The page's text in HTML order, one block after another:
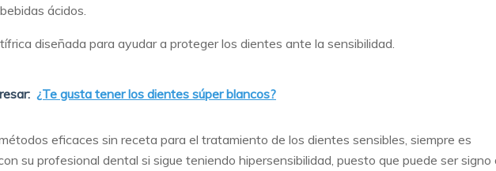
ácidos.
diseñada para ayudar a proteger los dientes ante la sensibilidad.
¿Te gusta tener los dientes súper blancos?
eficaces sin receta para el tratamiento de los dientes sensibles, siempre es
su profesional dental si sigue teniendo hipersensibilidad, puesto que puede ser signo